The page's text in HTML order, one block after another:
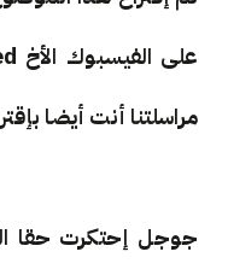
على الفيسبوك الأخ
مراسلتنا أنت أيضا
جوجل إحتكرت حقا